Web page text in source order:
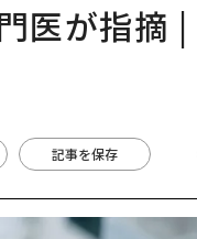
医が指摘
記事を保存